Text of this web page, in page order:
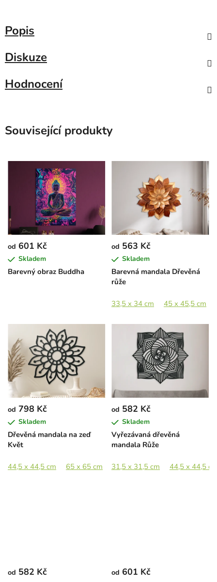
Popis
Diskuze
Hodnocení
Související produkty
Barevný obraz Buddha
od 601 Kč
Skladem
Barevná mandala Dřevěná
růže
od 563 Kč
Skladem
33,5 x 34 cm 45 x 45,5 cm
Dřevěná mandala na zeď
Květ
od 798 Kč
Skladem
44,5 x 44,5 cm 65 x 65 cm 89 x 89 cm
Vyřezávaná dřevěná
mandala Růže
od 582 Kč
Skladem
31,5 x 31,5 cm 44,5 x 44,5
od 582 Kč od 601 Kč